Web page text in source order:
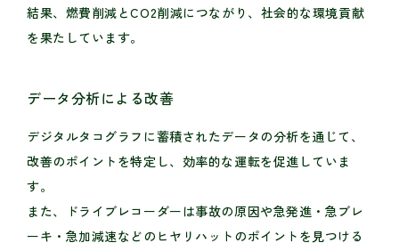
結果、燃費削減とCO2削減につながり、社会的な環境貢献
を果たしています。
データ分析による改善
デジタルタコグラフに蓄積されたデータの分析を通じて、
改善のポイントを特定し、効率的な運転を促進していま
す。
また、ドライブレコーダーは事故の原因や急発進・急ブレ
ーキ・急加減速などのヒヤリハットのポイントを見つける